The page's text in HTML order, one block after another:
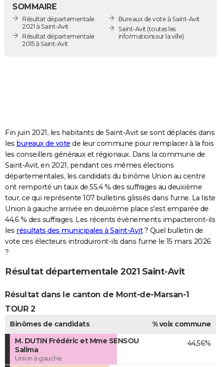
Destinations
City break
Voyage nature
Voyage de noces
Forum
Climat
GUIDES D'ACHAT
COPAINS D'AVANT
Se connecter
Collèges
Universités
Entreprises
Service militaire
Avis de recherche
AVIS DE DÉCÈS
FORUM
Bricolage
Lifestyle
Culture
Sport
Auto
Television
Voyage
Cinema
SOMMAIRE
Résultat départementale
2021 à Saint-Avit
Résultat départementale
2015 à Saint-Avit
Bureaux de vote à Saint-Avit
Saint-Avit (toutes les
informations sur la ville)
Fin juin 2021, les habitants de Saint-Avit se sont déplacés dans
les bureaux de vote de leur commune pour remplacer à la fois
les conseillers généraux et régionaux. Dans la commune de
Saint-Avit, en 2021, pendant ces mêmes élections
départementales, les candidats du binôme Union au centre
ont remporté un taux de 55,4 % des suffrages au deuxième
tour, ce qui représente 107 bulletins glissés dans l'urne. La liste
Union à gauche arrivée en deuxième place s'est emparée de
44,6 % des suffrages. Les récents évènements impacteront-ils
les résultats des municipales à Saint-Avit? Quel bulletin de
vote ces électeurs introduiront-ils dans l'urne le 15 mars 2026
?
Résultat départementale 2021 Saint-Avit
Résultat dans le canton de Mont-de-Marsan-1
TOUR 2
Binômes de candidats
% voix commune
M. DUTIN Frédéric et Mme SENSOU
Salima
Union à gauche
44,56%